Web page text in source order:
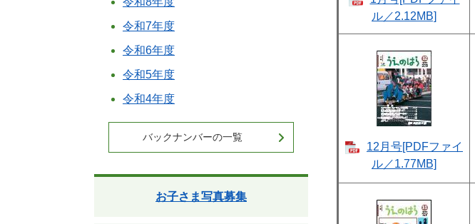
ル／2.12MB]
12月号[PDFファイ
ル／1.77MB]
令和7年度
令和6年度
令和5年度
令和4年度
バックナンバーの一覧
お子さま写真募集